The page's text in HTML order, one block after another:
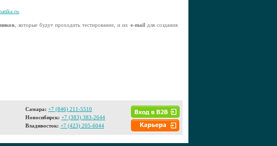
, которые будут проходить тестирование, и их e-mailдля создания
Самара: +7 (846) 211-5510
Новосибирск: +7 (383) 383-2644
Владивосток: +7 (423) 205-6044